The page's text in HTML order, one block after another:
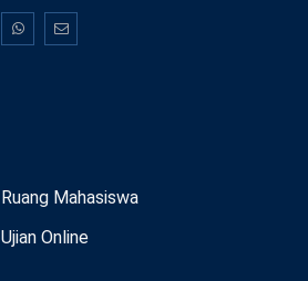
Ruang Mahasiswa
Ujian Online